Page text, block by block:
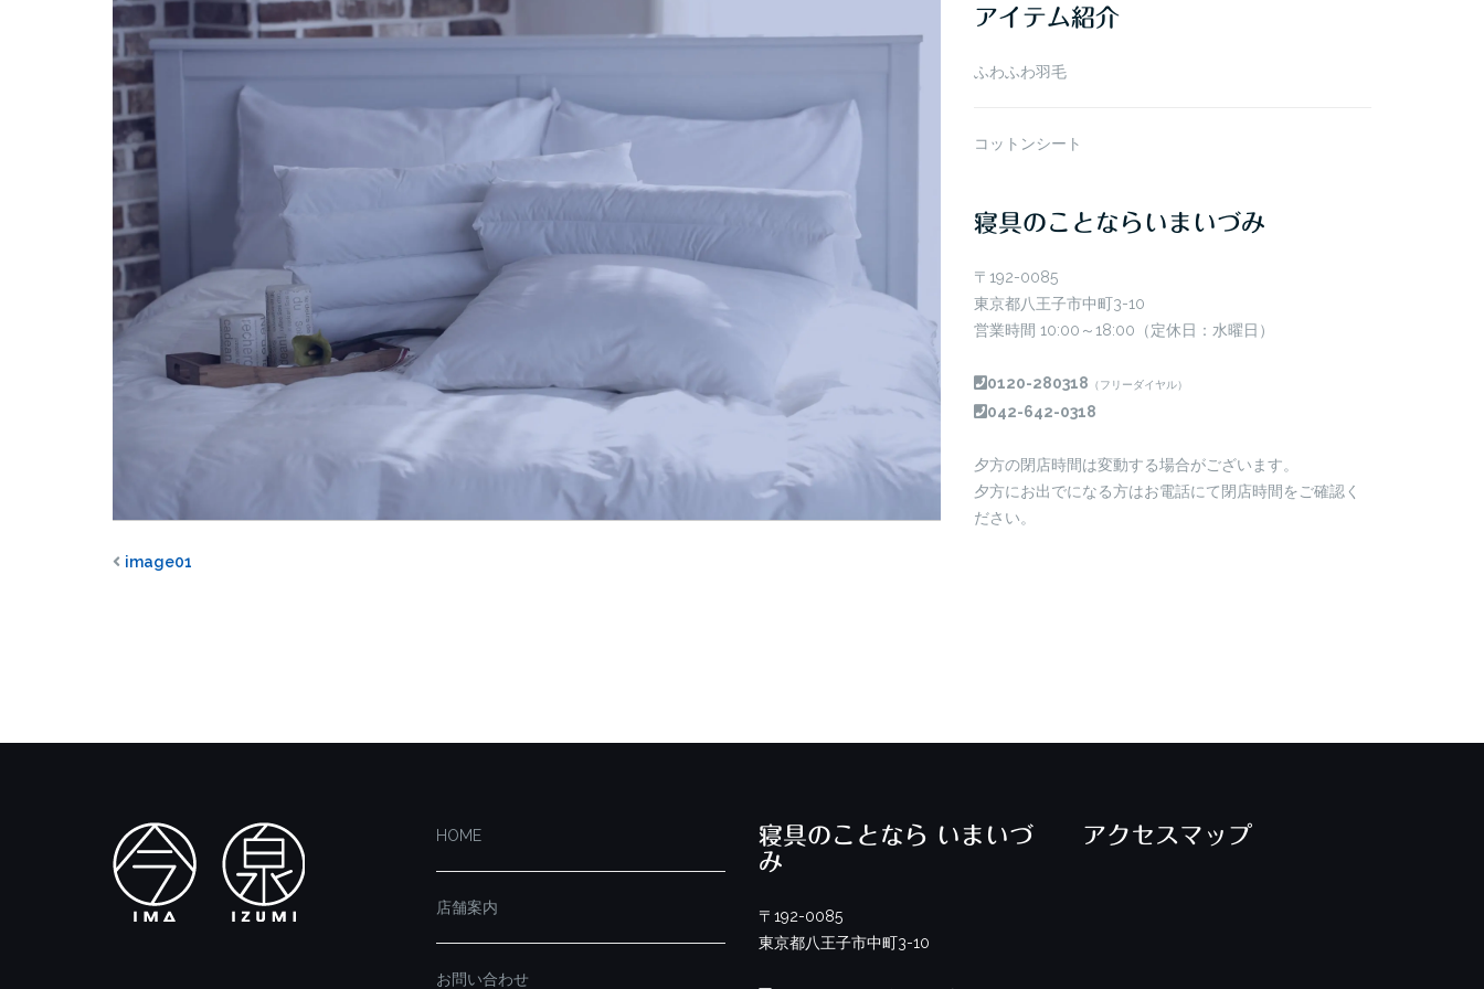
image01
ブ
アイテム紹介
ふわふわ羽毛
コットンシート
寝具のことならいまいづみ
〒192-0085
東京都八王子市中町3-10
営業時間 10:00～18:00（定休日：水曜日）
0120-280318 （フリーダイヤル）
042-642-0318
夕方の閉店時間は変動する場合がございます。
夕方にお出でになる方はお電話にて閉店時間をご確認く
ださい。
HOME
店舗案内
お問い合わせ
寝具のことなら いまいづ
み
〒192-0085
東京都八王子市中町3-10
アクセスマップ